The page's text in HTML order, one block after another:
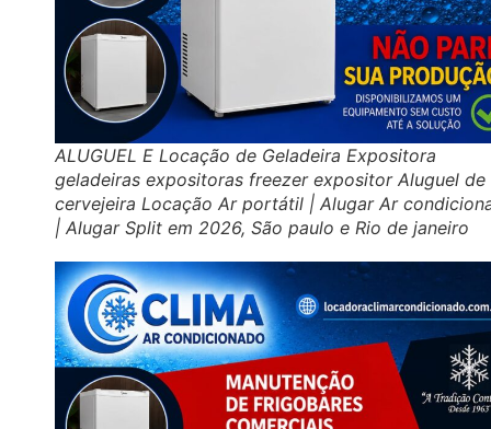
ALUGUEL E Locação de Geladeira Expositora
geladeiras expositoras freezer expositor Aluguel de
cervejeira Locação Ar portátil | Alugar Ar
| Alugar Split em 2026, São paulo e Rio de janeiro